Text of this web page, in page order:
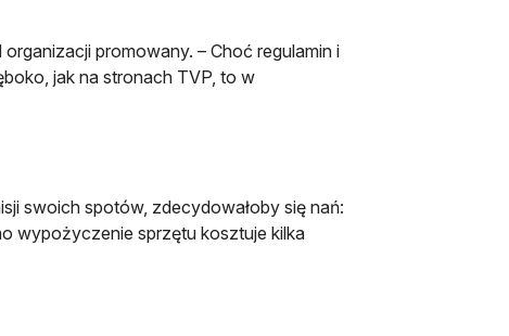
promowany. – Choć regulamin i
jak na stronach TVP, to w
swoich spotów, zdecydowałoby się nań:
wypożyczenie sprzętu kosztuje kilka